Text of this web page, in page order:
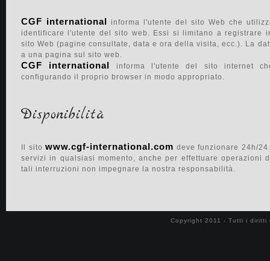
CGF international informa l'utente del sito Web che
identificare l'utente del sito web. Essi si limitano a registrare
sito Web (pagine consultate, data e ora della visita, ecc.). La
a una pagina sul sito web.
CGF international informa l'utente del sito internet
configurando il proprio browser in modo appropriato.
Disponibilità
Il sitowww.cgf-international.com deve funzionare 24h/
servizi in qualsiasi momento, anche per effettuare operazioni
tali interruzioni non impegnare la nostra responsabilità.
Immobiliare di lusso Costa Azzurra
Proprietà in vendità nella Costa Azzurra
Copyright 2011 - Tutti i